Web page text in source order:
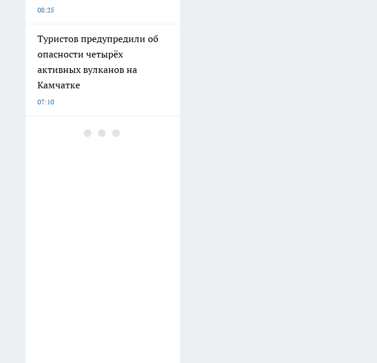
08:25
Туристов предупредили об
опасности четырёх
активных вулканов на
Камчатке
07:10